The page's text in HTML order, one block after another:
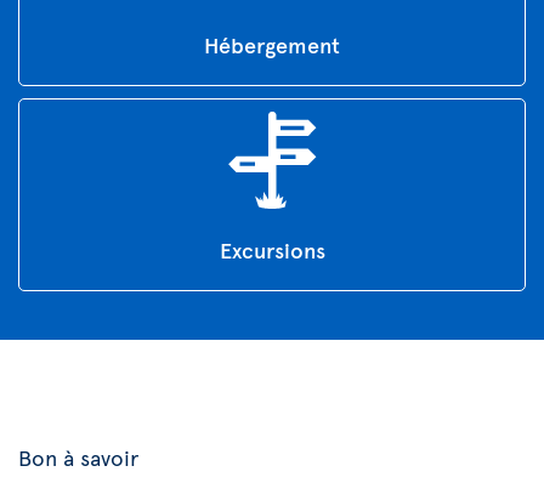
Hébergement
Excursions
Bon à savoir